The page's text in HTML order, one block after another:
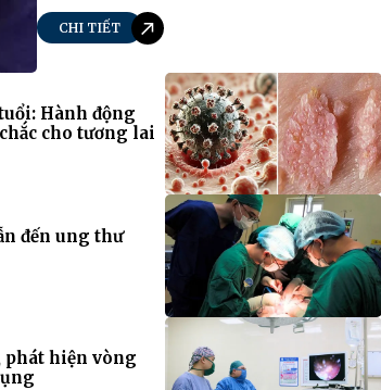
CHI TIẾT
Hành động
cho tương lai
đến ung thư
phát hiện vòng